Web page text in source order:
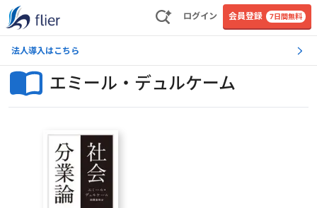
ログイン 会員登録 7日間無料
法人導入はこちら
エミール・デュルケーム